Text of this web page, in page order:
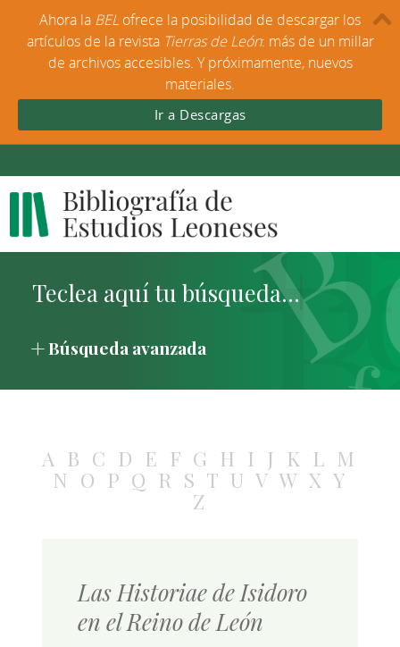
Búsqueda avanzada
A B C D E F G H I J K L M
N O P Q R S T U V W X Y
Z
Las Historiae de Isidoro
en el Reino de León
Ahora la BEL ofrece la posibilidad de descargar los
artículos de la revista Tierras de León: más de un millar
de archivos accesibles. Y próximamente, nuevos
materiales.
Ir a Descargas